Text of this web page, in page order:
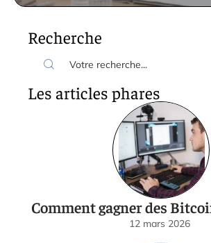
Recherche
Les articles phares
Comment gagner des
12 mars 2026